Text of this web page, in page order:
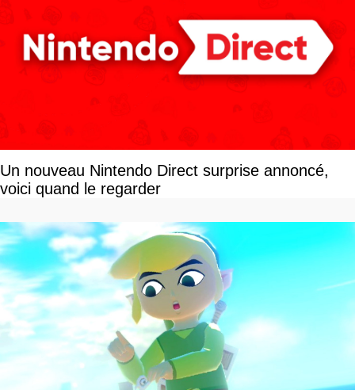
Un nouveau Nintendo Direct surprise annoncé,
voici quand le regarder